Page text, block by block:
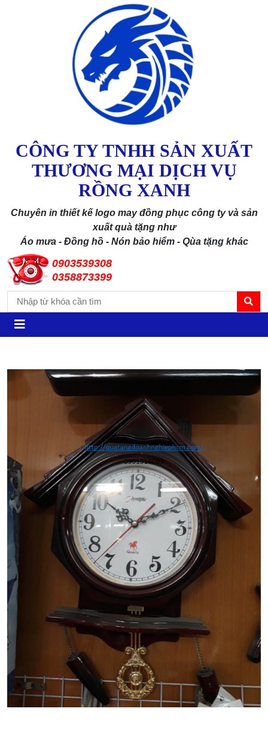
CÔNG TY TNHH SẢN XUẤT
THƯƠNG MẠI DỊCH VỤ
RỒNG XANH
Chuyên in thiết kế logo may đồng phục công ty và sản
xuất quà tặng như
Áo mưa - Đồng hồ - Nón bảo hiểm - Qùa tặng khác
0903539308
0358873399